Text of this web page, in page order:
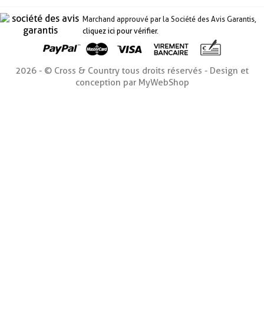
Marchand approuvé par la Société des Avis Garantis,
cliquez ici pour vérifier.
2026 - © Cross & Country tous droits réservés - Design et
conception par MyWebShop